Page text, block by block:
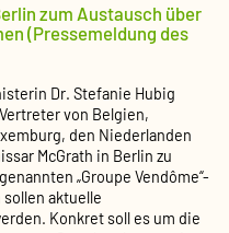
zum Austausch über
(Pressemeldung des
Dr. Stefanie Hubig
von Belgien,
den Niederlanden
McGrath in Berlin zu
„Groupe Vendôme“-
sollen aktuelle
Konkret soll es um die